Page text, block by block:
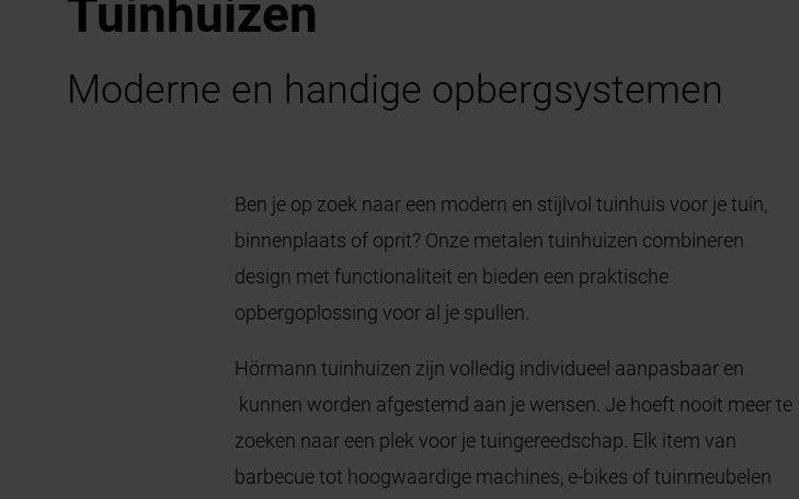
Tuinhuizen
Moderne en handige opbergsystemen
Ben je op zoek naar een modern en stijlvol tuinhuis voor je tuin,
binnenplaats of oprit? Onze metalen tuinhuizen combineren
design met functionaliteit en bieden een praktische
opbergoplossing voor al je spullen.
Hörmann tuinhuizen zijn volledig individueel aanpasbaar en
kunnen worden afgestemd aan je wensen. Je hoeft nooit meer te
zoeken naar een plek voor je tuingereedschap. Elk item van
barbecue tot hoogwaardige machines, e-bikes of tuinmeubelen